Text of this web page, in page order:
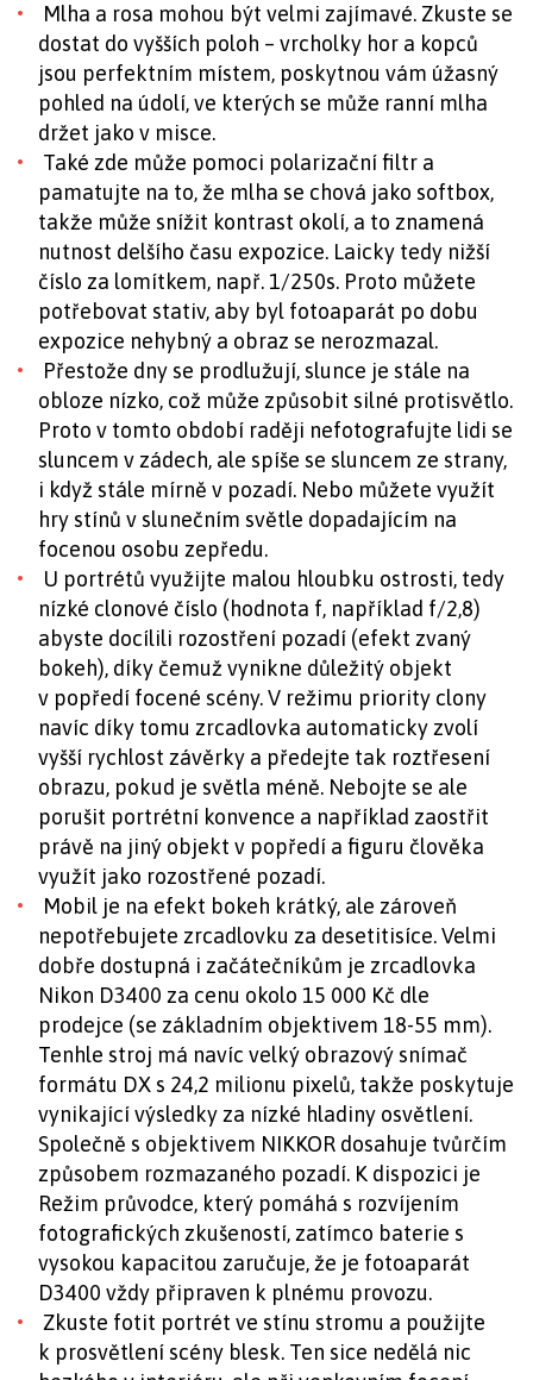
Mlha a rosa mohou být velmi zajímavé. Zkuste se
dostat do vyšších poloh – vrcholky hor a kopců
jsou perfektním místem, poskytnou vám úžasný
pohled na údolí, ve kterých se může ranní mlha
držet jako v misce.
Také zde může pomoci polarizační filtr a
pamatujte na to, že mlha se chová jako softbox,
takže může snížit kontrast okolí, a to znamená
nutnost delšího času expozice. Laicky tedy nižší
číslo za lomítkem, např. 1/250s. Proto můžete
potřebovat stativ, aby byl fotoaparát po dobu
expozice nehybný a obraz se nerozmazal.
Přestože dny se prodlužují, slunce je stále na
obloze nízko, což může způsobit silné protisvětlo.
Proto v tomto období raději nefotografujte lidi se
sluncem v zádech, ale spíše se sluncem ze strany,
i když stále mírně v pozadí. Nebo můžete využít
hry stínů v slunečním světle dopadajícím na
focenou osobu zepředu.
U portrétů využijte malou hloubku ostrosti, tedy
nízké clonové číslo (hodnota f, například f/2,8)
abyste docílili rozostření pozadí (efekt zvaný
bokeh), díky čemuž vynikne důležitý objekt
v popředí focené scény. V režimu priority clony
navíc díky tomu zrcadlovka automaticky zvolí
vyšší rychlost závěrky a předejte tak roztřesení
obrazu, pokud je světla méně. Nebojte se ale
porušit portrétní konvence a například zaostřit
právě na jiný objekt v popředí a figuru člověka
využít jako rozostřené pozadí.
Mobil je na efekt bokeh krátký, ale zároveň
nepotřebujete zrcadlovku za desetitisíce. Velmi
dobře dostupná i začátečníkům je zrcadlovka
Nikon D3400 za cenu okolo 15 000 Kč dle
prodejce (se základním objektivem 18-55 mm).
Tenhle stroj má navíc velký obrazový snímač
formátu DX s 24,2 milionu pixelů, takže poskytuje
vynikající výsledky za nízké hladiny osvětlení.
Společně s objektivem NIKKOR dosahuje tvůrčím
způsobem rozmazaného pozadí. K dispozici je
Režim průvodce, který pomáhá s rozvíjením
fotografických zkušeností, zatímco baterie s
vysokou kapacitou zaručuje, že je fotoaparát
D3400 vždy připraven k plnému provozu.
Zkuste fotit portrét ve stínu stromu a použijte
k prosvětlení scény blesk. Ten sice nedělá nic